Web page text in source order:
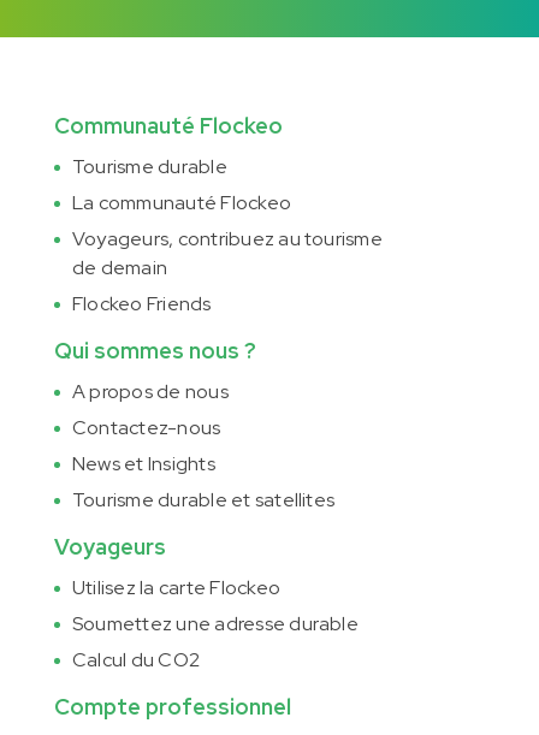
Communauté Flockeo
Tourisme durable
La communauté Flockeo
Voyageurs, contribuez au tourisme
de demain
Flockeo Friends
Qui sommes nous ?
A propos de nous
Contactez-nous
News et Insights
Tourisme durable et satellites
Voyageurs
Utilisez la carte Flockeo
Soumettez une adresse durable
Calcul du CO2
Compte professionnel